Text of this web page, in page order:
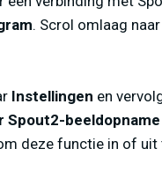
. Scrol omlaag naar
Instellingen en
Spout2-beeldopname
deze functie in of uit